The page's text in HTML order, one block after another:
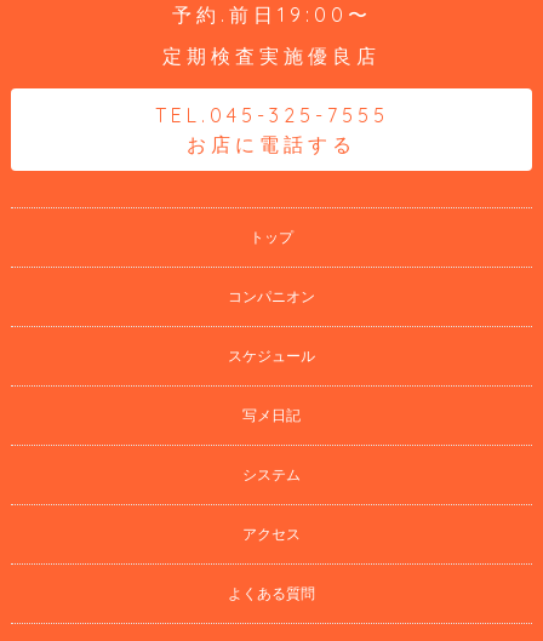
予約.前日19:00〜
定期検査実施優良店
TEL.045-325-7555
お店に電話する
トップ
コンパニオン
スケジュール
写メ日記
システム
アクセス
よくある質問